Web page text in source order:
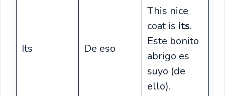
Its De eso
This nice
coat is its.
Este bonito
abrigo es
suyo (de
ello).